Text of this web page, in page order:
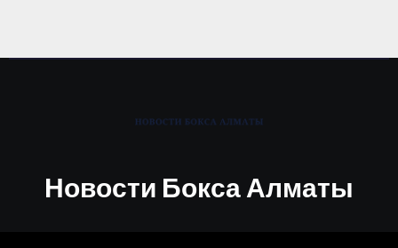
Новости Бокса Алматы